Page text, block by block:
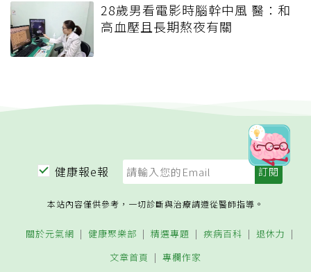
28歲男看電影時腦幹中風 醫：和
高血壓且長期熬夜有關
健康報e報
本站內容僅供參考，一切診斷與治療請遵從醫師指導。
關於元氣網 健康聚樂部 精選專題 疾病百科
退休力
文章首頁
專欄作家